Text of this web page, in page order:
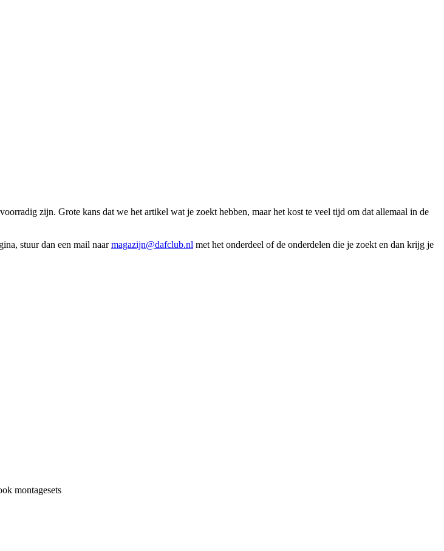
zijn. Grote kans dat we het artikel wat je zoekt hebben, maar het kost te veel tijd om dat allemaal in de
stuur dan een mail naarmagazijn@dafclub.nl met het onderdeel of de onderdelen die je zoekt en dan krijg je
montagesets